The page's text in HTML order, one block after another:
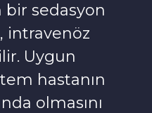
bir sedasyon
intravenöz
Uygun
hastanın
olmasını